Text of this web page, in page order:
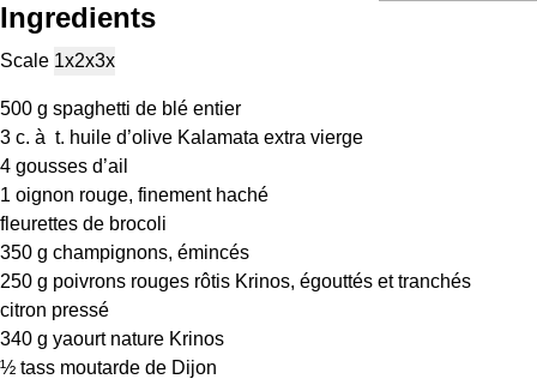
Ingredients
Scale 1x2x3x
500 g spaghetti de blé entier
3 c. à t. huile d’olive Kalamata extra vierge
4 gousses d’ail
1 oignon rouge, finement haché
fleurettes de brocoli
350 g champignons, émincés
250 g poivrons rouges rôtis Krinos, égouttés et tranchés
citron pressé
340 g yaourt nature Krinos
½ tass moutarde de Dijon